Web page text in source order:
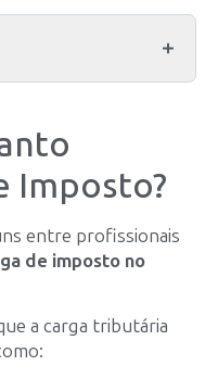
Imposto?
entre profissionais
de imposto no
a carga tributária